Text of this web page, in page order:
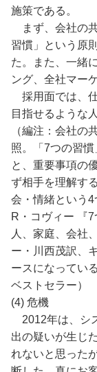
施策である。
まず、会社の
習慣」という原
た。また、一緒
ング、全社マー
採用面では、
目指せるような
（編注：会社の
照。「7つの習
と、重要事項の
ず相手を理解す
会・情緒という4
R・コヴィー 『
人、家庭、会社
ー・川西茂訳、
ースになってい
ベストセラー）
(4) 危機
2012年は、シ
出の疑いが生じ
れないと思った